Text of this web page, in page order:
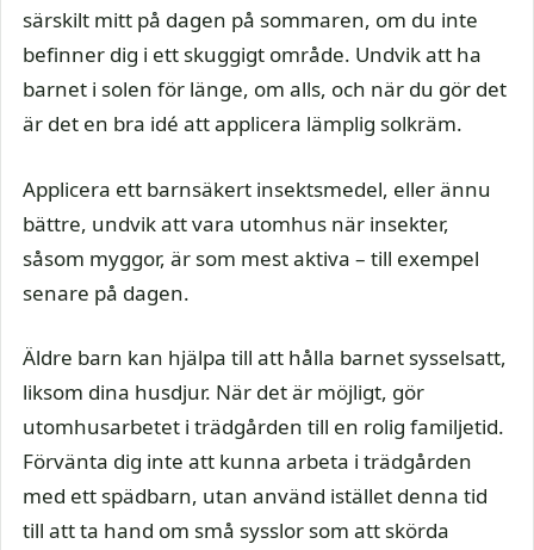
särskilt mitt på dagen på sommaren, om du inte
befinner dig i ett skuggigt område. Undvik att ha
barnet i solen för länge, om alls, och när du gör det
är det en bra idé att applicera lämplig solkräm.
Applicera ett barnsäkert insektsmedel, eller ännu
bättre, undvik att vara utomhus när insekter,
såsom myggor, är som mest aktiva – till exempel
senare på dagen.
Äldre barn kan hjälpa till att hålla barnet sysselsatt,
liksom dina husdjur. När det är möjligt, gör
utomhusarbetet i trädgården till en rolig familjetid.
Förvänta dig inte att kunna arbeta i trädgården
med ett spädbarn, utan använd istället denna tid
till att ta hand om små sysslor som att skörda